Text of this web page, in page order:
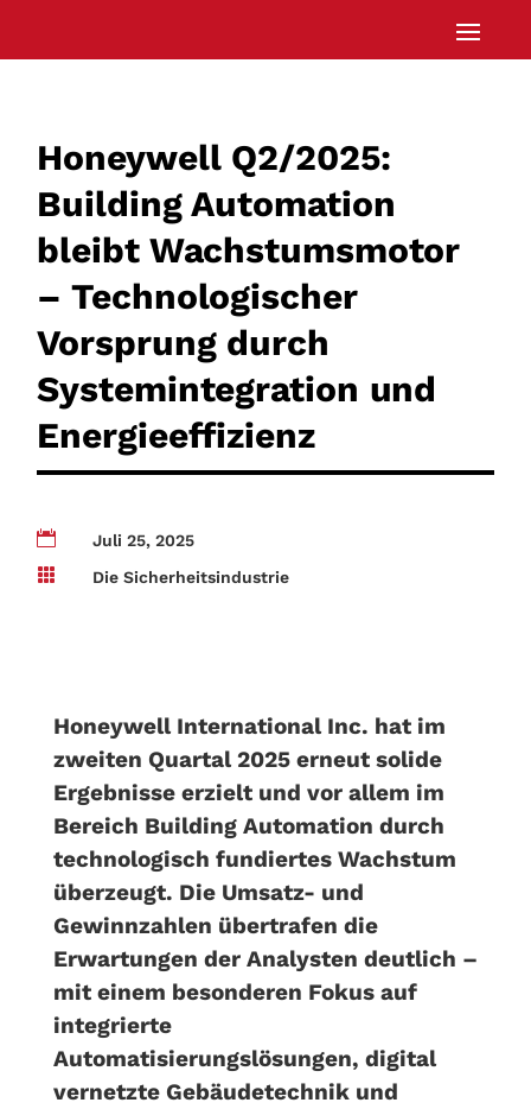
Honeywell Q2/2025:
Building Automation
bleibt Wachstumsmotor
– Technologischer
Vorsprung durch
Systemintegration und
Energieeffizienz

Juli 25, 2025

Die Sicherheitsindustrie
Honeywell International Inc. hat im
zweiten Quartal 2025 erneut solide
Ergebnisse erzielt und vor allem im
Bereich Building Automation durch
technologisch fundiertes Wachstum
überzeugt. Die Umsatz- und
Gewinnzahlen übertrafen die
Erwartungen der Analysten deutlich –
mit einem besonderen Fokus auf
integrierte
Automatisierungslösungen, digital
vernetzte Gebäudetechnik und